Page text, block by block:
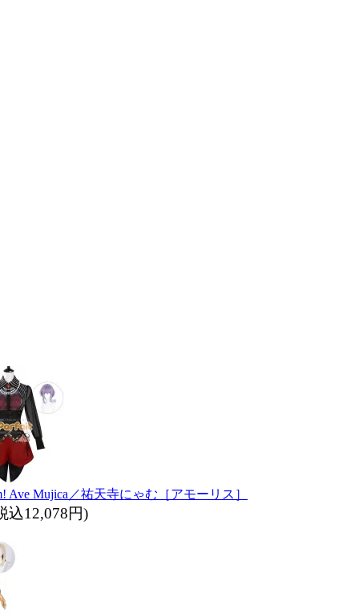
Ave Mujica／祐天寺にゃむ［アモーリス］
込12,078円)